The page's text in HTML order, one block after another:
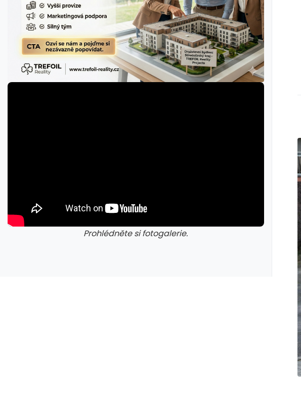
Prohlédněte si fotogalerie.